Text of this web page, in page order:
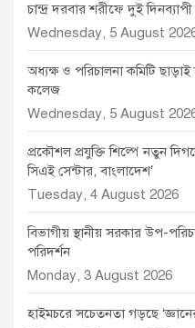
চান্দ্র দরবার শরীফে দুই
Wednesday, 5 August
অধ্যক্ষ ও পরিচালনা কমিটি
কলেজ
Wednesday, 5 August
প্রকৌশল প্রযুক্তি শিল্পে নতুন
সিএই সেন্টার, বাংলাদেশ’
Tuesday, 4 August 2026
বিভাগীয় স্থানীয় সরকার উপ-
পরিদর্শন
Monday, 3 August 2026
হাইমচরে সচেতনতা গড়ছে